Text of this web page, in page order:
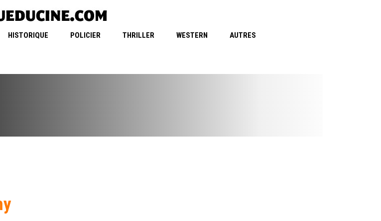
HISTORIQUE POLICIER THRILLER WESTERN AUTRES